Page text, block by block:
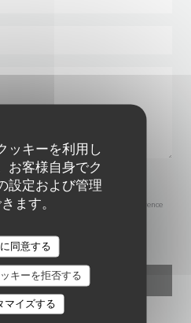
ッキーを利用し
お客様自身でク
設定および管理
ます。
同意する
キーを拒否する
マイズする
you have the right to opt out of
can register with the Telephone Preference
please see our